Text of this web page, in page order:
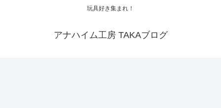
玩具好き集まれ！
アナハイム工房 TAKAブログ